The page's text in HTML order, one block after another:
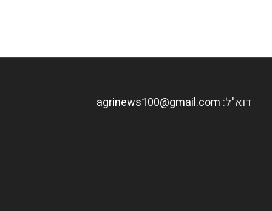
דוא"ל: agrinews100@gmail.com